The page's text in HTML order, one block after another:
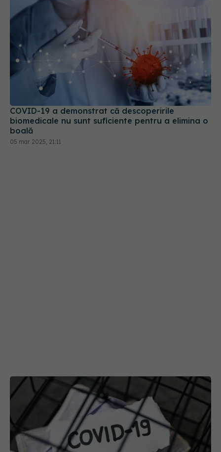
COVID-19 a demonstrat că descoperirile
biomedicale nu sunt suficiente pentru a elimina o
boală
05 mar 2025, 21:11